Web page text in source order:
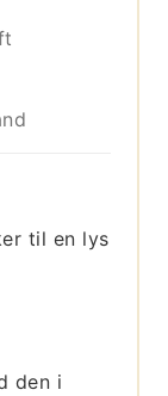
til en lys
den i